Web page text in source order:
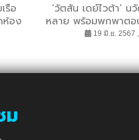
รือ
ห้อง
อ
‘วัตสัน เดย์ไวต้า’
หลาย พร้อมพกพาตอ
เพศแ
19 มิ.ย. 2567 ,
ม